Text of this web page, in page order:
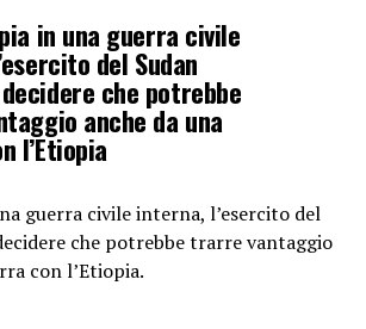
in una guerra civile
del Sudan
che potrebbe
anche da una
l’Etiopia
guerra civile interna, l’esercito del
che potrebbe trarre vantaggio
con l’Etiopia.